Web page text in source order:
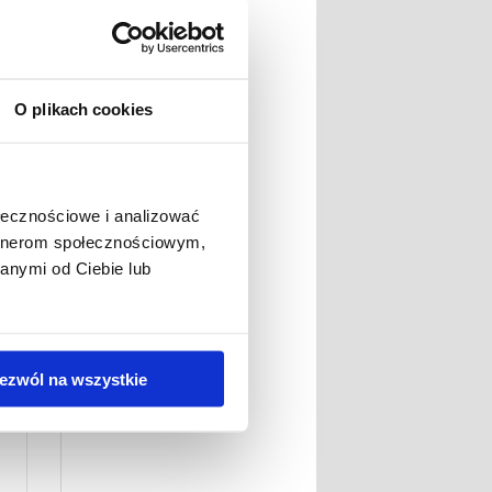
O plikach cookies
i analizować
społecznościowym,
od Ciebie lub
na wszystkie